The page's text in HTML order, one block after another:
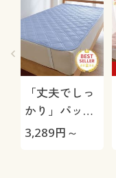
「丈夫でしっ
かり」パッド
シーツ(綿
3,289円～